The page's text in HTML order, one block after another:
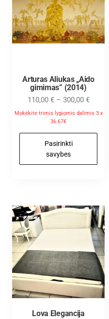
Arturas Aliukas „Aido
gimimas” (2014)
110,00 € – 300,00 €
Mokėkite trimis lygiomis dalimis 3 x
36.67€
Pasirinkti
savybes
Lova Elegancija